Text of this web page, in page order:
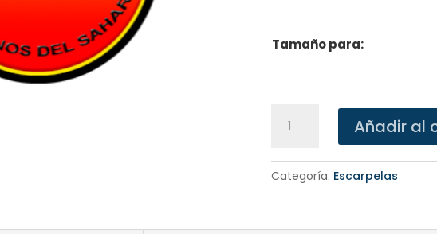
Tamaño para:
Ejercito
Aire
Añadir al
Categoría: Escarpelas